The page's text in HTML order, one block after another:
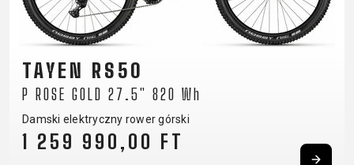
TAYEN RS50
P ROSE GOLD 27.5" 820 Wh
Damski elektryczny rower górski
1 259 990,00 FT